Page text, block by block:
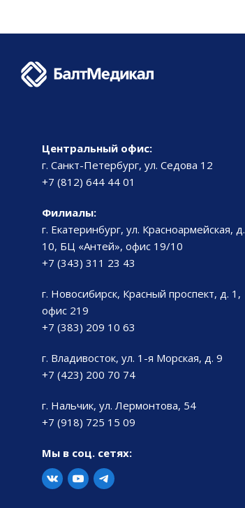
Центральный офис:
г. Санкт-Петербург, ул. Седова 12
+7 (812) 644 44 01
Филиалы:
г. Екатеринбург, ул. Красноармейская, д.
10, БЦ «Антей», офис 19/10
+7 (343) 311 23 43
г. Новосибирск, Красный проспект, д. 1,
офис 219
+7 (383) 209 10 63
г. Владивосток, ул. 1-я Морская, д. 9
+7 (423) 200 70 74
г. Нальчик, ул. Лермонтова, 54
+7 (918) 725 15 09
Мы в соц. сетях: